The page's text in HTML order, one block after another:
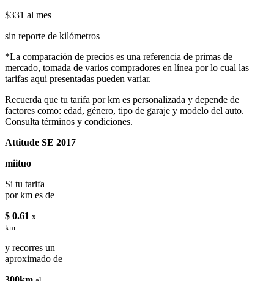
$331 al mes
sin reporte de kilómetros
*La comparación de precios es una referencia de primas de
mercado, tomada de varios compradores en línea por lo cual las
tarifas aqui presentadas pueden variar.
Recuerda que tu tarifa por km es personalizada y depende de
factores como: edad, género, tipo de garaje y modelo del auto.
Consulta términos y condiciones.
Attitude SE 2017
miituo
Si tu tarifa
por km es de
$ 0.61 x
km
y recorres un
aproximado de